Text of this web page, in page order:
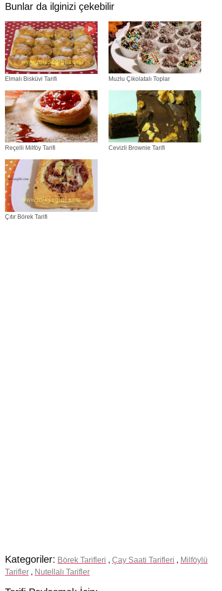
Bunlar da ilginizi çekebilir
Elmalı Bisküvi Tarifi Muzlu Çikolatalı Toplar
Reçelli Milföy Tarifi Cevizli Brownie Tarifi
Çıtır Börek Tarifi
Kategoriler: Börek Tarifleri , Çay Saati Tarifleri , Milföylü
Tarifler , Nutellalı Tarifler